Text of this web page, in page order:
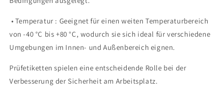
• Temperatur : Geeignet für einen weiten Temperaturbereich
von -40 °C bis +80 °C, wodurch sie sich ideal für verschiedene
Umgebungen im Innen- und Außenbereich eignen.
Prüfetiketten spielen eine entscheidende Rolle bei der
Verbesserung der Sicherheit am Arbeitsplatz.